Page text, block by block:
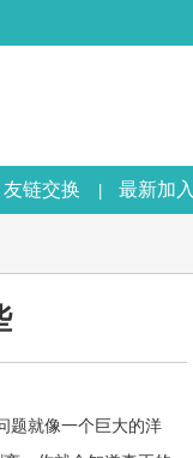
友链交换 | 最新加入
题就像一个巨大的洋